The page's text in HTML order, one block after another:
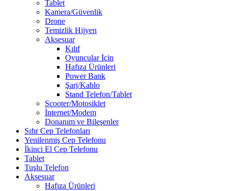
Tablet
Kamera/Güvenlik
Drone
Temizlik Hijyen
Aksesuar
Kılıf
Oyuncular İçin
Hafıza Ürünleri
Power Bank
Şarj/Kablo
Stand Telefon/Tablet
Scooter/Motosiklet
İnternet/Modem
Donanım ve Bileşenler
Sıfır Cep Telefonları
Yenilenmiş Cep Telefonu
İkinci El Cep Telefonu
Tablet
Tuşlu Telefon
Aksesuar
Hafıza Ürünleri